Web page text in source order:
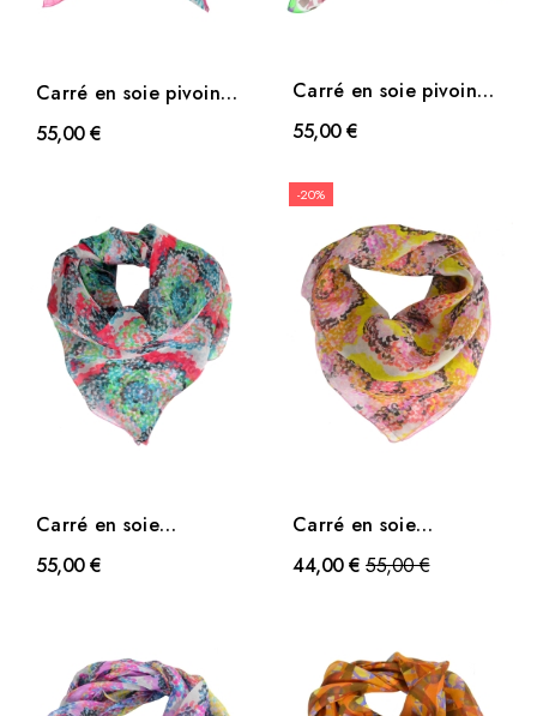
Carré en soie pivoine
rose
55,00 €
Carré en soie pivoine
vert
55,00 €
Carré en soie
Coquillage rouge-vert
55,00 €
-20%
Carré en soie
Coquillage jaune-rose
44,00 € Prix
55,00 €